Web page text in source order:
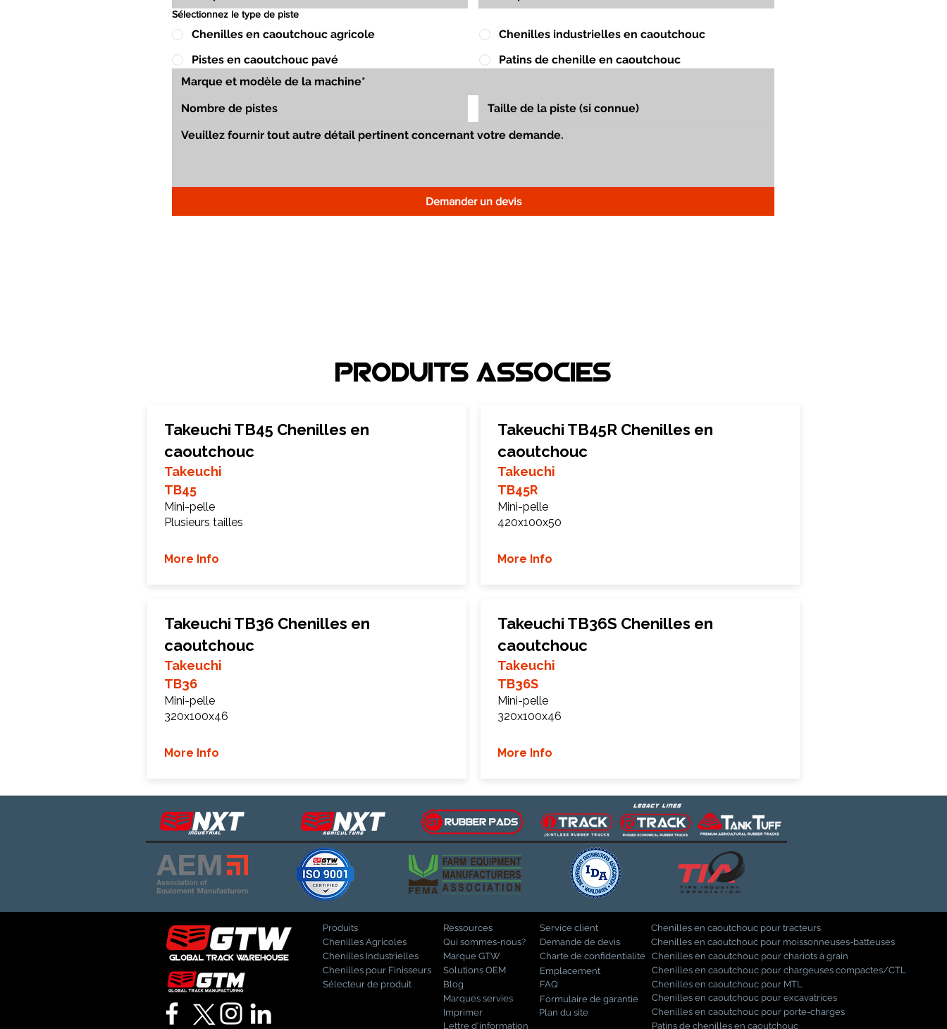
Sélectionnez le type de piste
Chenilles en caoutchouc agricole
Chenilles industrielles en caoutchouc
Pistes en caoutchouc pavé
Patins de chenille en caoutchouc
Demander un devis
Produits associEs
Takeuchi TB45 Chenilles en
caoutchouc
Takeuchi
TB45
Mini-pelle
Plusieurs tailles
More Info
Takeuchi TB36 Chenilles en
caoutchouc
Takeuchi
TB36
Mini-pelle
320x100x46
More Info
Takeuchi TB45R Chenilles en
caoutchouc
Takeuchi
TB45R
Mini-pelle
420x100x50
More Info
Takeuchi TB36S Chenilles en
caoutchouc
Takeuchi
TB36S
Mini-pelle
320x100x46
More Info
Produits
Chenilles Agricoles
Chenilles Industrielles
Chenilles pour Finisseurs
Sélecteur de produit
Service client
Ressources
Qui sommes-nous?
Marque GTW
Solutions OEM
Blog
Marques servies
Imprimer
Lettre d'information
Demande de devis
Charte de confidentialité
Emplacement
FAQ
Formulaire de garantie
Plan du site
Chenilles en caoutchouc pour tracteurs
Chenilles en caoutchouc pour moissonneuses-batteuses
Chenilles en caoutchouc pour chariots à grain
Chenilles en caoutchouc pour chargeuses compactes/CTL
Chenilles en caoutchouc pour MTL
Chenilles en caoutchouc pour excavatrices
Chenilles en caoutchouc pour porte-charges
Patins de chenilles en caoutchouc